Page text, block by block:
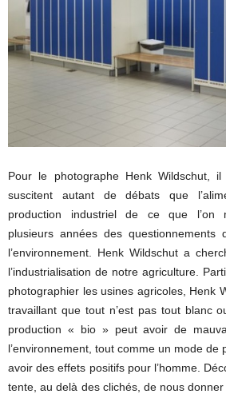
Pour le photographe Henk Wildschut,
suscitent autant de débats que
production industriel de ce que l’on
plusieurs années des
l’environnement. Henk Wildschut a
l’industrialisation de notre agriculture.
photographier les usines agricoles, Henk
travaillant que tout n’est pas tout blanc
production « bio » peut avoir de
l’environnement, tout comme un mode de
avoir des effets positifs pour l’homme.
tente, au delà des clichés, de nous